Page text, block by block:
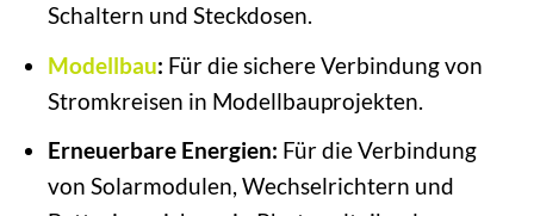
Schaltern und Steckdosen.
Modellbau: Für die sichere Verbindung von
Stromkreisen in Modellbauprojekten.
Erneuerbare Energien: Für die Verbindung
von Solarmodulen, Wechselrichtern und